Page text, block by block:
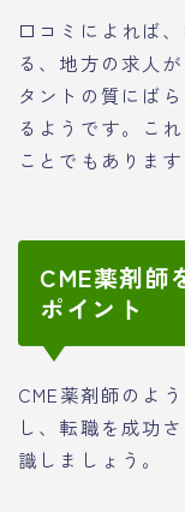
口コミによれば
る、地方の求人
タントの質にば
るようです。こ
ことでもありま
CME薬剤師
ポイント
CME薬剤師のよ
し、転職を成功
識しましょう。